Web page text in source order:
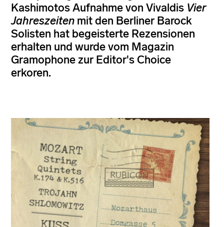
Kashimotos Aufnahme von Vivaldis Vier
Jahreszeiten mit den Berliner Barock
Solisten hat begeisterte Rezensionen
erhalten und wurde vom Magazin
Gramophone zur Editor's Choice
erkoren.